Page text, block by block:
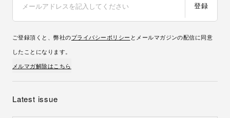
登録
ご登録頂くと、弊社のプライバシーポリシー とメールマガジンの配信に同意
したことになります。
メルマガ解除はこちら
Latest issue